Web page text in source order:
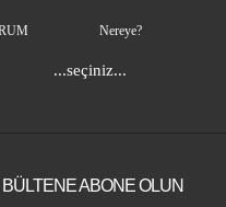
Nereye?
...seçiniz...
BÜLTENE ABONE OLUN